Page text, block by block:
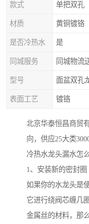
款式 单把双孔
材质 黄铜镀铬
是否冷热水 是
同城服务 同城物流
型号 面盆双孔
表面工艺 镀铬
北京华泰恒昌商贸
向，供应25大类
冷热水龙头漏水怎
1、安装新的密封圈
如果你的水龙头是
它进行绕阀芯缠几
金属丝的材料，那